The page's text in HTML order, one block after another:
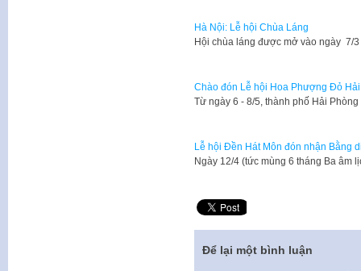
Hà Nội: Lễ hội Chùa Láng
​Hội chùa láng được mở vào ngày 7/
Chào đón Lễ hội Hoa Phượng Đỏ
Từ ngày 6 - 8/5, thành phố Hải
Lễ hội Đền Hát Môn đón nhận Bằng
Ngày 12/4 (tức mùng 6 tháng Ba âm
Để lại một bình luận